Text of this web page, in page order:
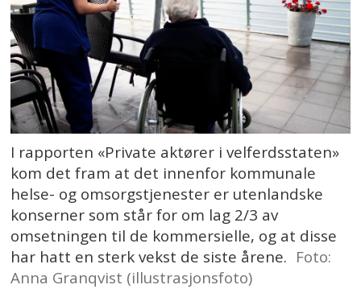
I rapporten «Private aktører i velferdsstaten»
kom det fram at det innenfor kommunale
helse- og omsorgstjenester er utenlandske
konserner som står for om lag 2/3 av
omsetningen til de kommersielle, og at disse
har hatt en sterk vekst de siste årene. Foto:
Anna Granqvist (illustrasjonsfoto)